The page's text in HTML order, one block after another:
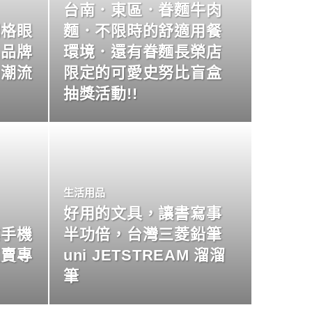
眼
牌
流
台南．東區．眷麵牛肉
麵．不限時的舒適用餐
環境．還有眷麵長榮店
限定的可愛史努比盲盒
抽獎活動!!
機
專
生活用品
好用的文具，讓書寫事
半功倍，台灣三菱鉛筆
uni JETSTREAM 溜溜
筆